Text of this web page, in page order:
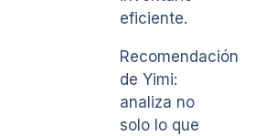
eficiente.
Recomendación
de Yimi:
analiza no
solo lo que